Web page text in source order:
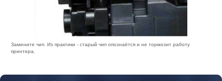
Замените чип. Из практики - старый чип опознаётся и не тормозит работу
принтера.